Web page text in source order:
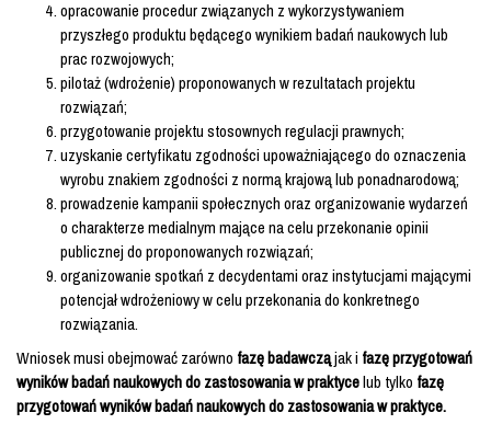
opracowanie procedur związanych z wykorzystywaniem
przyszłego produktu będącego wynikiem badań naukowych lub
prac rozwojowych;
pilotaż (wdrożenie) proponowanych w rezultatach projektu
rozwiązań;
przygotowanie projektu stosownych regulacji prawnych;
uzyskanie certyfikatu zgodności upoważniającego do oznaczenia
wyrobu znakiem zgodności z normą krajową lub ponadnarodową;
prowadzenie kampanii społecznych oraz organizowanie wydarzeń
o charakterze medialnym mające na celu przekonanie opinii
publicznej do proponowanych rozwiązań;
organizowanie spotkań z decydentami oraz instytucjami mającymi
potencjał wdrożeniowy w celu przekonania do konkretnego
rozwiązania.
Wniosek musi obejmować zarówno fazę badawcząjak i fazę przygotowań
wyników badań naukowych do zastosowania w praktycelub tylko fazę
przygotowań wyników badań naukowych do zastosowania w praktyce.